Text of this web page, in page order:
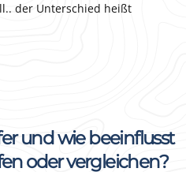
der Unterschied heißt
und wie beeinflusst
oder vergleichen?